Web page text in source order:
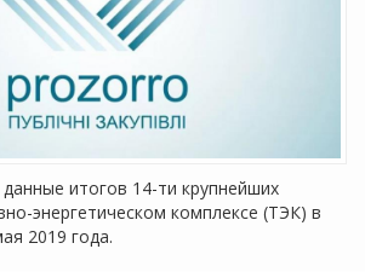
итогов 14-ти крупнейших
энергетическом комплексе (ТЭК) в
2019 года.